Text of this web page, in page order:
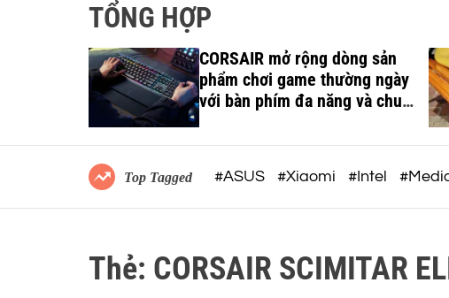
TỔNG HỢP
CORSAIR mở rộng dòng sản
phẩm chơi game thường ngày
với bàn phím đa năng và chuột
không dây công thái học
Top Tagged #ASUS #Xiaomi #Intel
Thẻ: CORSAIR SCIMITAR